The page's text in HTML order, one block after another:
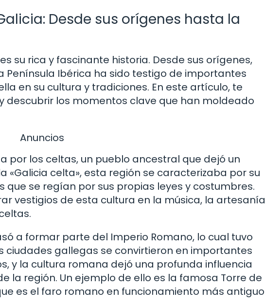
Desde sus orígenes hasta la
su rica y fascinante historia. Desde sus orígenes,
Ibérica ha sido testigo de importantes
en su cultura y tradiciones. En este artículo, te
descubrir los momentos clave que han moldeado
Anuncios
por los celtas, un pueblo ancestral que dejó un
celta», esta región se caracterizaba por su
se regían por sus propias leyes y costumbres.
vestigios de esta cultura en la música, la artesanía
a formar parte del Imperio Romano, lo cual tuvo
ciudades gallegas se convirtieron en importantes
y la cultura romana dejó una profunda influencia
la región. Un ejemplo de ello es la famosa Torre de
es el faro romano en funcionamiento más antiguo